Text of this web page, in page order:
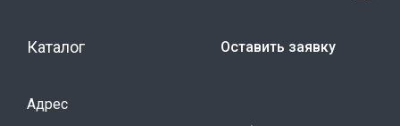
Каталог Оставить заявку
Адрес